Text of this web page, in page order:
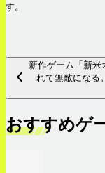
す。
新作ゲーム「新米
れて無敵になる
おすすめゲ